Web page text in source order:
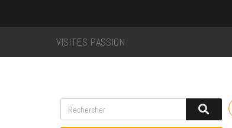
VISITES PASSION